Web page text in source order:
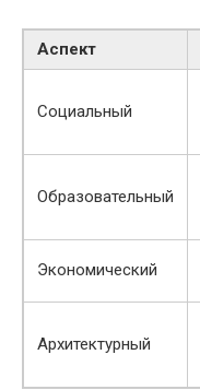
Аспект
Социальный
Образовательный
Экономический
Архитектурный